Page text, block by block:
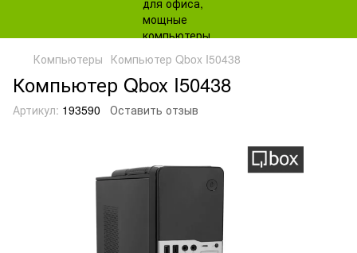
Компьютеры Компьютер Qbox I50438
Компьютер Qbox I50438
Артикул: 193590 Оставить отзыв